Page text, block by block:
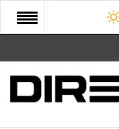
START
COMUNITATE